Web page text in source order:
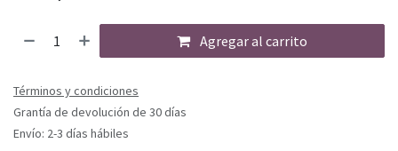
Agregar al carrito
Términos y condiciones
Grantía de devolución de 30 días
Envío: 2-3 días hábiles